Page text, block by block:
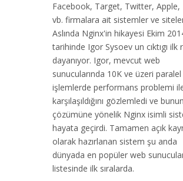
Facebook, Target, Twitter, Apple,
vb. firmalara ait sistemler ve
Aslında Nginx'in hikayesi Ekim
tarihinde Igor Sysoev un cıktıgı ilk
dayanıyor. Igor, mevcut web
sunucularında 10K ve üzeri paralel
işlemlerde performans problemi
karşılaşıldığını gözlemledi ve bunun
çözümüne yönelik Nginx isimli
hayata geçirdi. Tamamen açık
olarak hazırlanan sistem şu anda
dünyada en popüler web
listesinde ilk sıralarda.